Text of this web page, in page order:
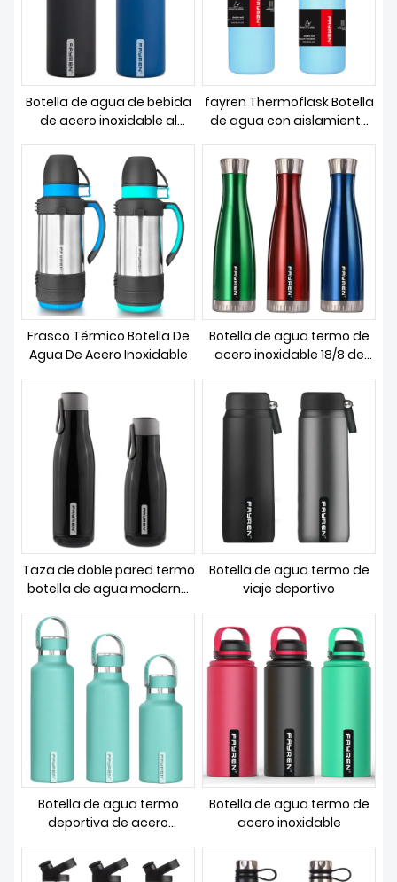
Botella de agua de bebida
de acero inoxidable al
goma
fayren Thermoflask Botella
de agua con aislamiento
Frasco Térmico Botella De
Agua De Acero Inoxidable
Botella de agua termo de
acero inoxidable 18/8 de
Taza de doble pared termo
botella de agua moderna
Botella de agua termo de
viaje deportivo
Botella de agua termo
deportiva de acero
Botella de agua termo de
acero inoxidable